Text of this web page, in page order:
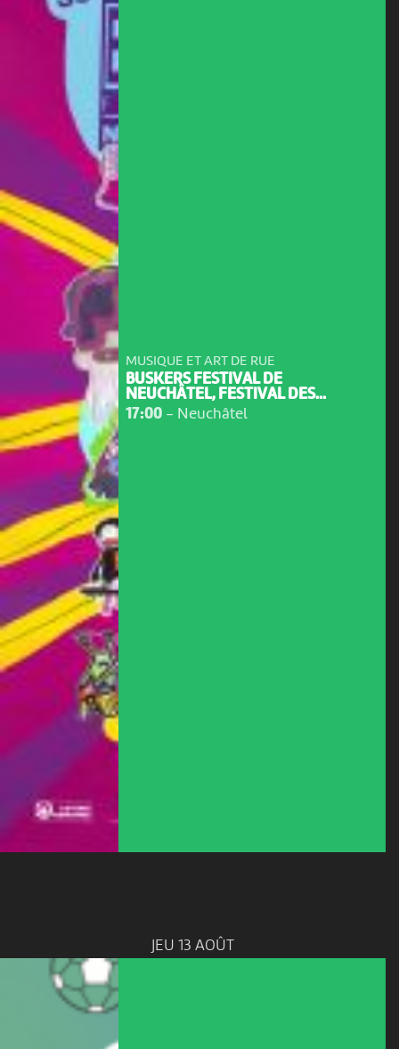
MUSIQUE ET ART DE RUE
BUSKERS FESTIVAL DE
NEUCHÂTEL, FESTIVAL DES...
17:00- Neuchâtel
JEU 13 AOÛT